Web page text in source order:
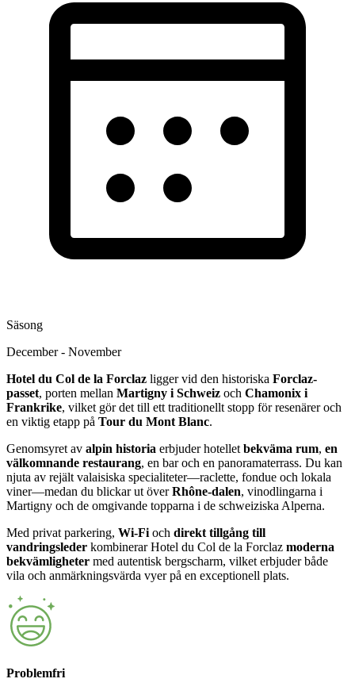
Säsong
December - November
Hotel du Col de la Forclaz ligger vid den historiska Forclaz-
passet, porten mellan Martigny i Schweiz och Chamonix i
Frankrike, vilket gör det till ett traditionellt stopp för resenärer och
en viktig etapp på Tour du Mont Blanc.
Genomsyret av alpin historia erbjuder hotellet bekväma rum, en
välkomnande restaurang, en bar och en panoramaterrass. Du kan
njuta av rejält valaisiska specialiteter—raclette, fondue och lokala
viner—medan du blickar ut överRhône-dalen, vinodlingarna i
Martigny och de omgivande topparna i de schweiziska Alperna.
Med privat parkering, Wi-Fi och direkt tillgång till
vandringsleder kombinerar Hotel du Col de la Forclaz moderna
bekvämligheter med autentisk bergscharm, vilket erbjuder både
vila och anmärkningsvärda vyer på en exceptionell plats.
Problemfri